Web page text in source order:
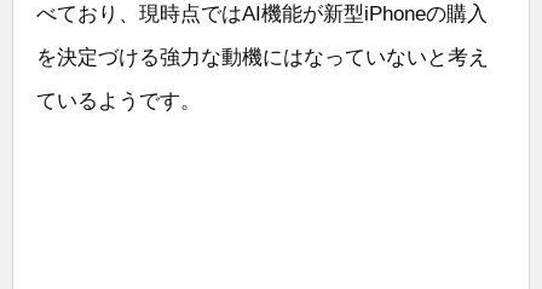
べており、現時点ではAI機能が新型iPhoneの購入
を決定づける強力な動機にはなっていないと考え
ているようです。